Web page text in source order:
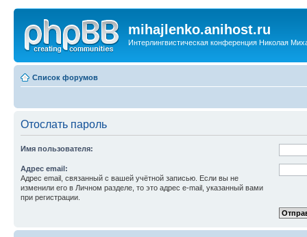
mihajlenko.anihost.ru
Интерлингвистическая конференция Николая
Список форумов
Отослать пароль
Имя пользователя:
Адрес email:
Адрес email, связанный с вашей учётной записью. Если вы не
изменили его в Личном разделе, то это адрес e-mail, указанный вами
при регистрации.